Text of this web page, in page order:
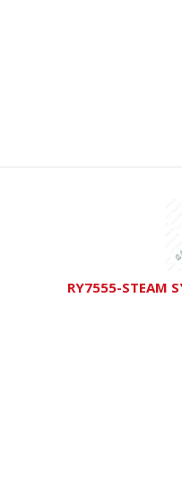
RY7555-STEAM